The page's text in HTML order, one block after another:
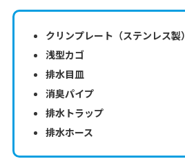
クリンプレート（ステンレス製）
浅型カゴ
排水目皿
消臭パイプ
排水トラップ
排水ホース